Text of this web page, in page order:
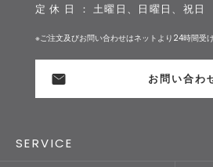
定 休 日 ： 土曜日、日曜日、祝日
※ご注文及びお問い合わせはネットより24時間受
お問い合わ
SERVICE